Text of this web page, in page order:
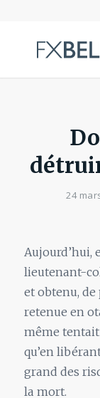
24
Aujourd’hui,
lieutenant-
et obtenu, de
retenue en
même tentait
qu’en
grand des
la mort.